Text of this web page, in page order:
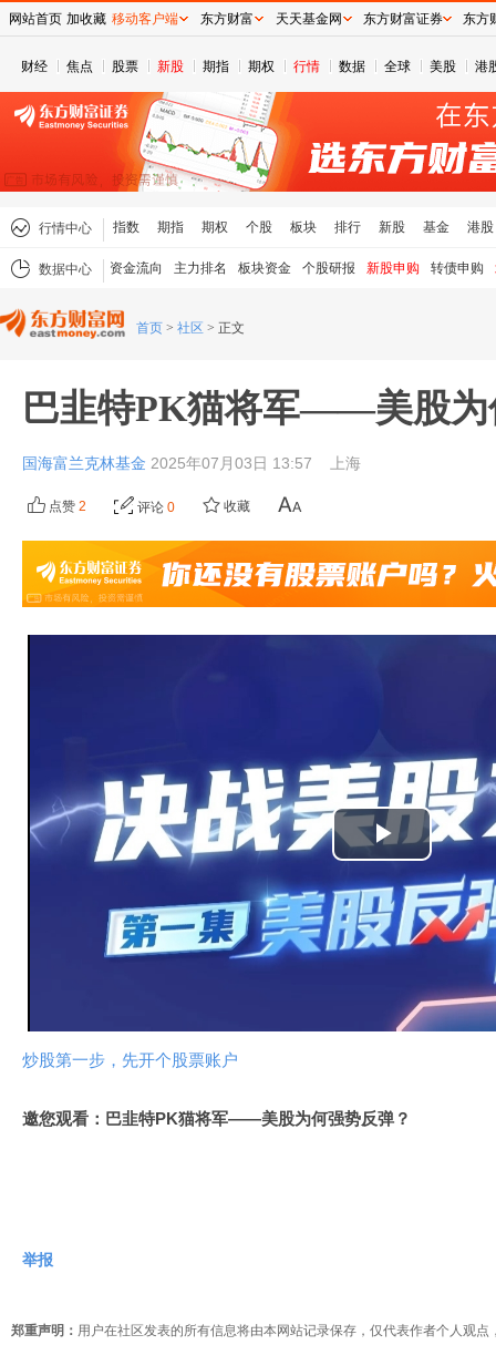
财经 焦点 股票 新股 期指 期权 行情 数据 全球 美股 港
行情中心 指数 期指 期权 个股 板块 排行 新股 基金 港股
数据中心 资金流向 主力排名 板块资金 个股研报 新股申购 转债申购
首页 > 社区 > 正文
巴韭特PK猫将军——美股为
国海富兰克林基金 2025年07月03日 13:57 上海
点赞 2 评论 0 收藏
播
放
视
频
炒股第一步，先开个股票账户
邀您观看：巴韭特PK猫将军——美股为何强势反弹？
举报
郑重声明： 用户在社区发表的所有信息将由本网站记录保存，仅代表作者个人观
网站首页 加收藏 移动客户端 东方财富 天天基金网 东方财富证券 东方